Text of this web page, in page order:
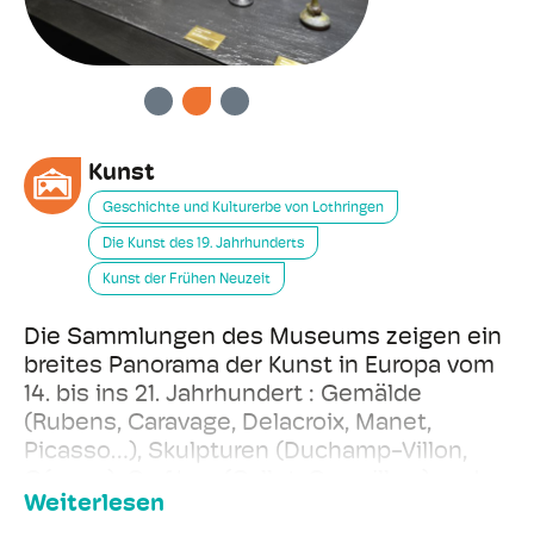
VORHERIGE
WEITER
Kunst
Geschichte und Kulturerbe von Lothringen
Die Kunst des 19. Jahrhunderts
Kunst der Frühen Neuzeit
Die Sammlungen des Museums zeigen ein
breites Panorama der Kunst in Europa vom
14. bis ins 21. Jahrhundert : Gemälde
(Rubens, Caravage, Delacroix, Manet,
Picasso…), Skulpturen (Duchamp-Villon,
eine aussergewöhnlichen Sammlung von
Weiterlesen